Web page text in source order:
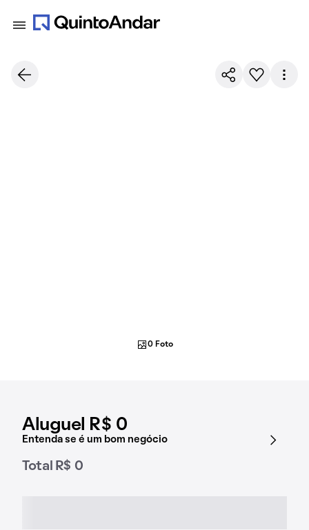
Aluguel R$ 0
Entenda se é um bom negócio
Total R$ 0
0 Foto